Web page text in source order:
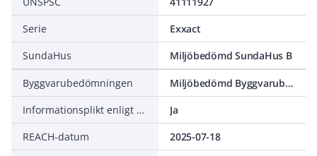
Serie
Exxact
SundaHus
Miljöbedömd SundaHus B
Byggvarubedömningen
Miljöbedömd Byggvarubedömning Accepteras
Informationsplikt enligt REACH
Ja
REACH-datum
2025-07-18